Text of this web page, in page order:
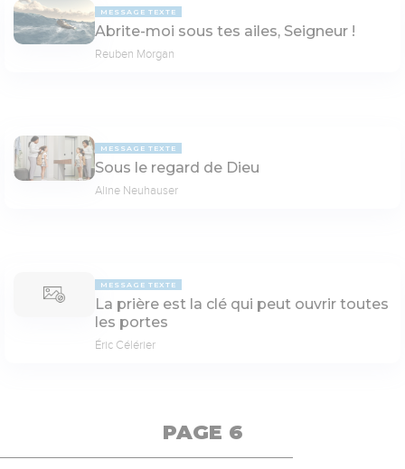
MESSAGE TEXTE
Abrite-moi sous tes ailes, Seigneur !
Reuben Morgan
MESSAGE TEXTE
Sous le regard de Dieu
Aline Neuhauser
MESSAGE TEXTE
La prière est la clé qui peut ouvrir toutes
les portes
Éric Célérier
PAGE 6